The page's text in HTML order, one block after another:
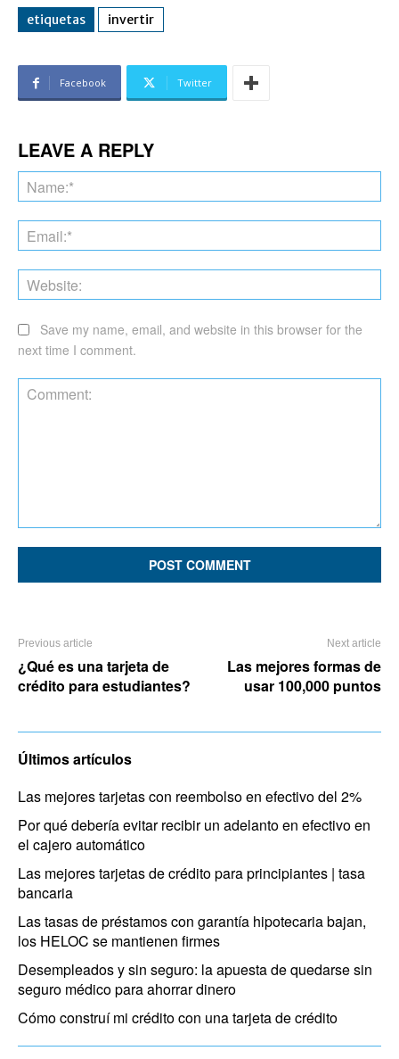
etiquetas invertir
Facebook Twitter
LEAVE A REPLY
Save my name, email, and website in this browser for the
next time I comment.
Previous article
¿Qué es una tarjeta de
crédito para estudiantes?
Next article
Las mejores formas de
usar 100,000 puntos
Últimos artículos
Las mejores tarjetas con reembolso en efectivo del 2%
Por qué debería evitar recibir un adelanto en efectivo en
el cajero automático
Las mejores tarjetas de crédito para principiantes | tasa
bancaria
Las tasas de préstamos con garantía hipotecaria bajan,
los HELOC se mantienen firmes
Desempleados y sin seguro: la apuesta de quedarse sin
seguro médico para ahorrar dinero
Cómo construí mi crédito con una tarjeta de crédito